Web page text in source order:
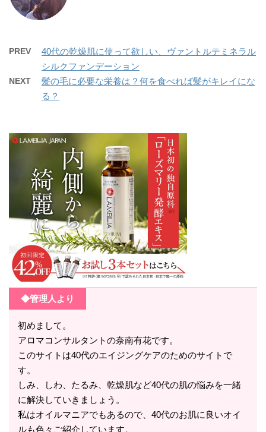
PREV
40代の乾燥肌に使って欲しい、ヴァントルテミネラル
シルクファンデーション
NEXT
髪の毛に必要な栄養は？何を食べれば髪がキレイにな
る？
◆管理人より
初めまして。
アロマコンサルタントの奈南有花です。
このサイトは40代のエイジングケアのためのサイトで
す。
しみ、しわ、たるみ、乾燥肌など40代の肌の悩みを一緒
に解決していきましょう。
私はオイルマニアでもあるので、40代のお肌に良いオイ
ルも色々ご紹介しています。